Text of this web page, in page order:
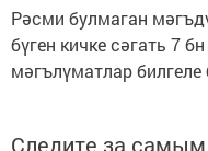
Рәсми булмаган
бүген кичке сәгать 7
мәгълүматлар билгеле
Следите за